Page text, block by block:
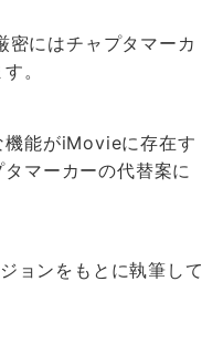
にはチャプタマーカ
。
機能がiMovieに存在す
マーカーの代替案に
ョンをもとに執筆して